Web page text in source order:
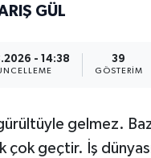
GÜL
- 14:38 39
GÖSTERIM
gelmez.
geçtir. İş